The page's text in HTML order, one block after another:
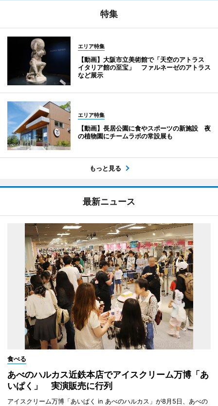
特集
エリア特集
【動画】大阪市立美術館で「天空のアトラス
イタリア館の至宝」 ファルネーゼのアトラス
など展示
エリア特集
【動画】長居公園に食やスポーツの新施設 夜
の植物園にチームラボの常設展も
もっと見る
最新ニュース
食べる
あべのハルカス近鉄本店でアイスクリーム万博「あ
いぱく」 実演販売に行列
アイスクリーム万博「あいぱく in あべのハルカス」が8月5日、あべの